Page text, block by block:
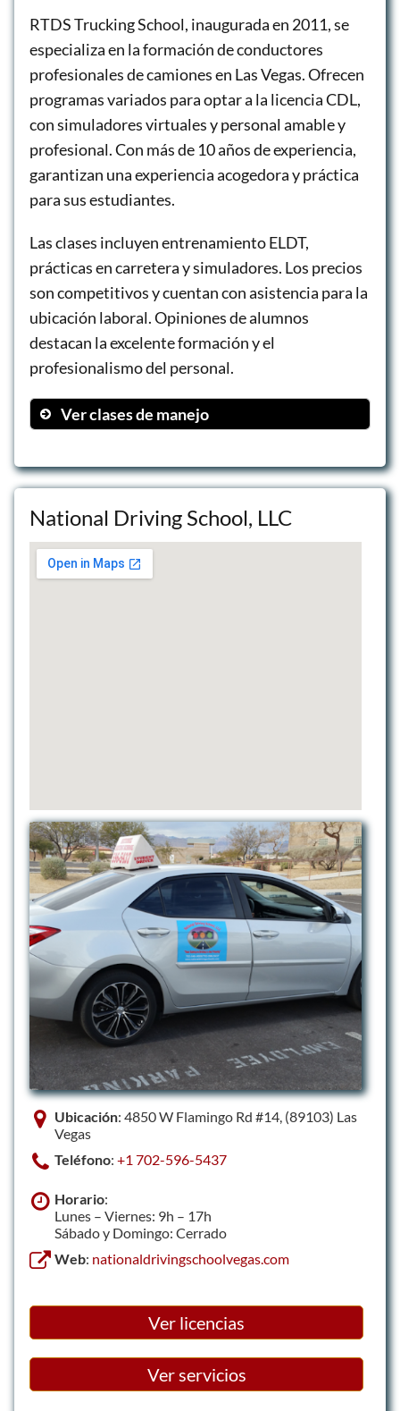
RTDS Trucking School, inaugurada en 2011, se
especializa en la formación de conductores
profesionales de camiones en Las Vegas. Ofrecen
programas variados para optar a la licencia CDL,
con simuladores virtuales y personal amable y
profesional. Con más de 10 años de experiencia,
garantizan una experiencia acogedora y práctica
para sus estudiantes.
Las clases incluyen entrenamiento ELDT,
prácticas en carretera y simuladores. Los precios
son competitivos y cuentan con asistencia para la
ubicación laboral. Opiniones de alumnos
destacan la excelente formación y el
profesionalismo del personal.
Ver clases de manejo
Practica en carretera
National Driving School, LLC
Ubicación: 4850 W Flamingo Rd #14, (89103) Las
Vegas
Teléfono: +1 702-596-5437
Horario:
Lunes – Viernes: 9h – 17h
Sábado y Domingo: Cerrado
Web: nationaldrivingschoolvegas.com
Ver licencias
Ver servicios